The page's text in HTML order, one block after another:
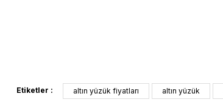
Etiketler : altın yüzük fiyatları altın yüzük